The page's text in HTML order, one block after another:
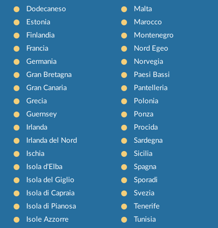
Dodecaneso
Estonia
Finlandia
Francia
Germania
Gran Bretagna
Gran Canaria
Grecia
Guernsey
Irlanda
Irlanda del Nord
Ischia
Isola d'Elba
Isola del Giglio
Isola di Capraia
Isola di Pianosa
Isole Azzorre
Malta
Marocco
Montenegro
Nord Egeo
Norvegia
Paesi Bassi
Pantelleria
Polonia
Ponza
Procida
Sardegna
Sicilia
Spagna
Sporadi
Svezia
Tenerife
Tunisia